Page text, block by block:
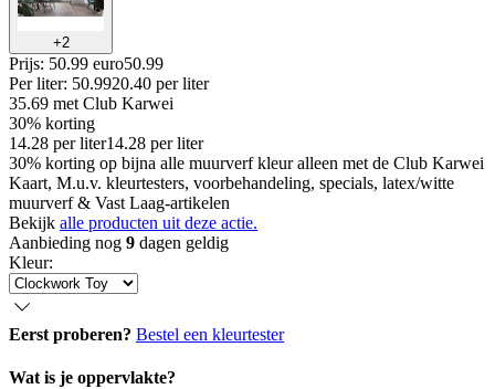
+2
Prijs: 50.99 euro50.99
Per liter: 50.9920.40 per liter
35.69 met Club Karwei
30% korting
14.28 per liter14.28 per liter
30% korting op bijna alle muurverf kleur alleen met de Club Karwei
Kaart, M.u.v. kleurtesters, voorbehandeling, specials, latex/witte
muurverf & Vast Laag-artikelen
Bekijk alle producten uit deze actie.
Aanbieding nog 9 dagen geldig
Kleur:
Eerst proberen? Bestel een kleurtester
Wat is je oppervlakte?